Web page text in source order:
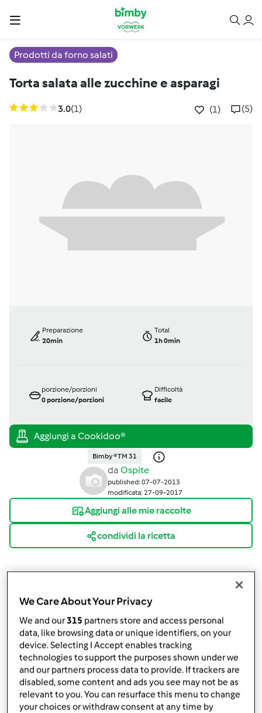
Prodotti da forno salati
Torta salata alle zucchine e asparagi
3.0(1) (1) (5)
Preparazione
20min
Total
1h 0min
porzione/porzioni
0porzione/porzioni
Difficoltà
facile
Bimby ® TM 31
da Ospite
published: 07-07-2013
modificata: 27-09-2017
Aggiungi alle mie raccolte
condividi la ricetta
Ingredienti
Per l&#039;impasto
1dosepasta al vino da libro base
Per il ripieno
500grammizucchine,a tocchetti
We Care About Your Privacy
We and our315 partners store and access personal
data, like browsing data or unique identifiers, on your
device. Selecting I Accept enables tracking
technologies to support the purposes shown under we
and our partners process data to provide. If trackers are
disabled, some content and ads you see may not be as
relevant to you. You can resurface this menu to change
your choices or withdraw consent at any time by